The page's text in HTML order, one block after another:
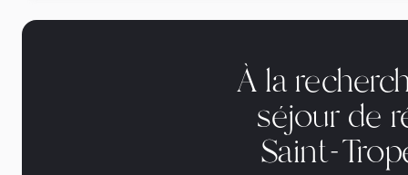
À la
séjour de
Saint-